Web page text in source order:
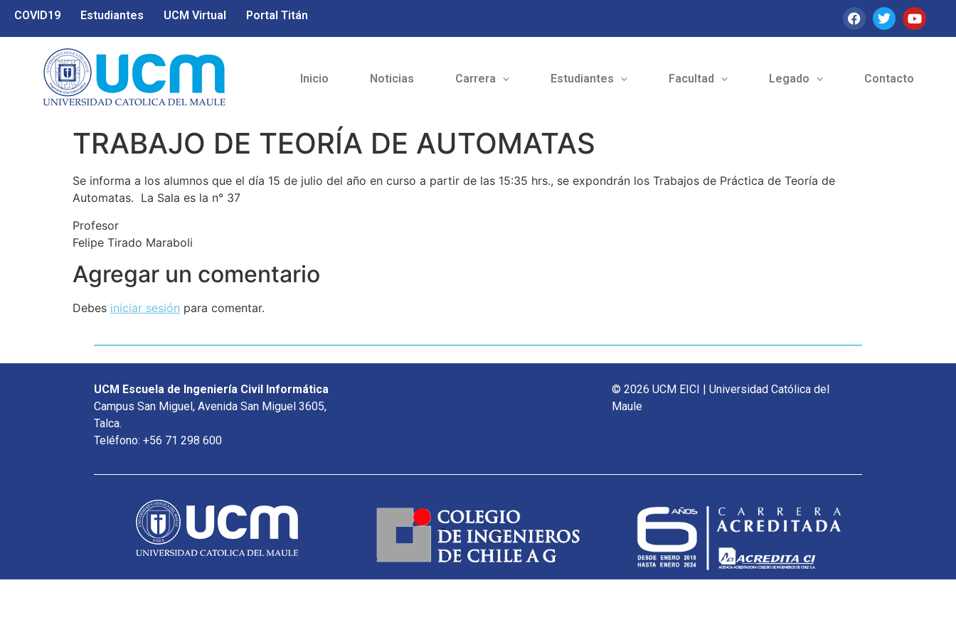
COVID19 Estudiantes UCM Virtual Portal Titán
Inicio Noticias Carrera Estudiantes Facultad Legado Contacto
TRABAJO DE TEORÍA DE AUTOMATAS
Se informa a los alumnos que el día 15 de julio del año en curso a partir de las 15:35 hrs., se expondrán los Trabajos de Práctica de Teoría de
Automatas. La Sala es la n° 37
Profesor
Felipe Tirado Maraboli
Agregar un comentario
Debes iniciar sesión para comentar.
UCM Escuela de Ingeniería Civil Informática
Campus San Miguel, Avenida San Miguel 3605,
Talca.
Teléfono: +56 71 298 600
© 2026 UCM EICI | Universidad Católica del
Maule